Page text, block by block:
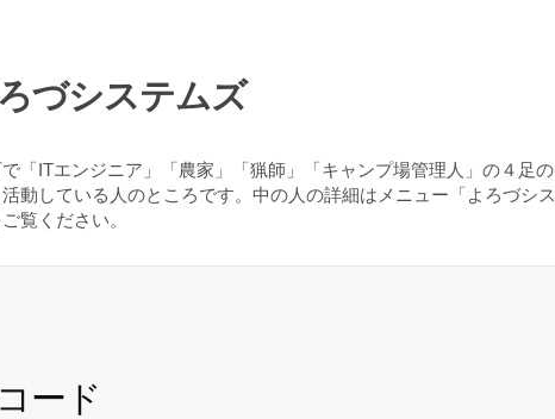
づシステムズ
「ITエンジニア」「農家」「猟師」「キャンプ場管理人」の４足の
動している人のところです。中の人の詳細はメニュー「よろづシス
覧ください。
ード